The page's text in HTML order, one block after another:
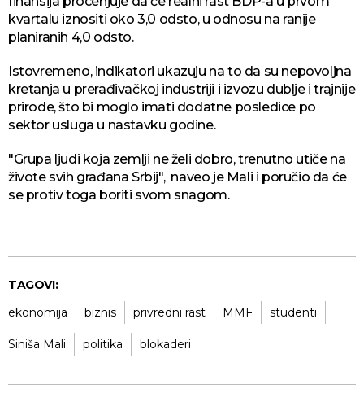
kvartalu iznositi oko 3,0 odsto, u odnosu na ranije
planiranih 4,0 odsto.
Istovremeno, indikatori ukazuju na to da su nepovoljna
kretanja u prerađivačkoj industriji i izvozu dublje i trajnije
prirode, što bi moglo imati dodatne posledice po
sektor usluga u nastavku godine.
"Grupa ljudi koja zemlji ne želi dobro, trenutno utiče na
živote svih građana Srbij", naveo je Mali i poručio da će
se protiv toga boriti svom snagom.
TAGOVI:
ekonomija
biznis privredni rast MMF studenti
Siniša Mali politika blokaderi